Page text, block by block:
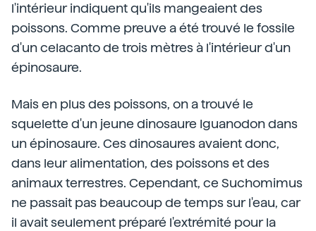
l'intérieur indiquent qu'ils mangeaient des
poissons. Comme preuve a été trouvé le fossile
d'un celacanto de trois mètres à l'intérieur d'un
épinosaure.
Mais en plus des poissons, on a trouvé le
squelette d'un jeune dinosaure Iguanodon dans
un épinosaure. Ces dinosaures avaient donc,
dans leur alimentation, des poissons et des
animaux terrestres. Cependant, ce Suchomimus
ne passait pas beaucoup de temps sur l'eau, car
il avait seulement préparé l'extrémité pour la